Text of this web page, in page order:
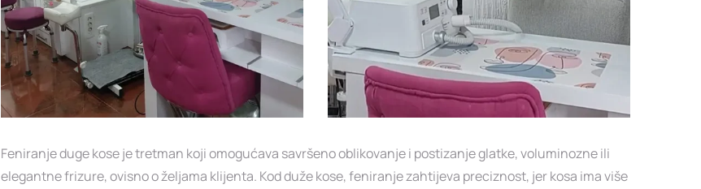
Feniranje duge kose je tretman koji omogućava savršeno oblikovanje i postizanje glatke, voluminozne ili
elegantne frizure, ovisno o željama klijenta. Kod duže kose, feniranje zahtijeva preciznost, jer kosa ima više